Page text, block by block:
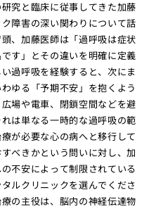
究と臨床に従事してきた加藤
障害の深い関わりについて話
、加藤医師は「過呼吸は症状
す」とその違いを明確に定義
過呼吸を経験すると、次にま
ゆる「予期不安」を抱くよう
場や電車、閉鎖空間などを避
は単なる一時的な過呼吸の範
が必要な心の病へと移行して
べきかという問いに対し、加
不安によって制限されている
ルクリニックを選んでくださ
の主役は、脳内の神経伝達物